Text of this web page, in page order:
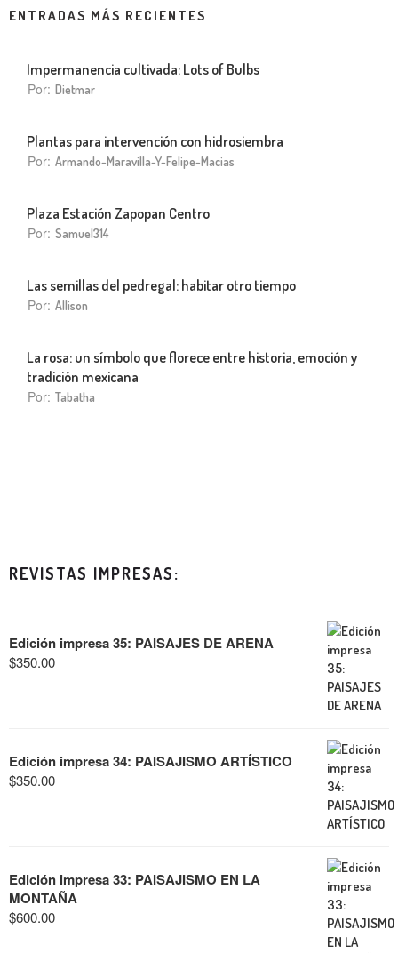
ENTRADAS MÁS RECIENTES
Impermanencia cultivada: Lots of Bulbs
Por: Dietmar
Plantas para intervención con hidrosiembra
Por: Armando-Maravilla-Y-Felipe-Macias
Plaza Estación Zapopan Centro
Por: Samuel314
Las semillas del pedregal: habitar otro tiempo
Por: Allison
La rosa: un símbolo que florece entre historia, emoción y
tradición mexicana
Por: Tabatha
REVISTAS IMPRESAS:
Edición impresa 35: PAISAJES DE ARENA
$350.00
Edición impresa 34: PAISAJISMO ARTÍSTICO
$350.00
Edición impresa 33: PAISAJISMO EN LA
MONTAÑA
$600.00